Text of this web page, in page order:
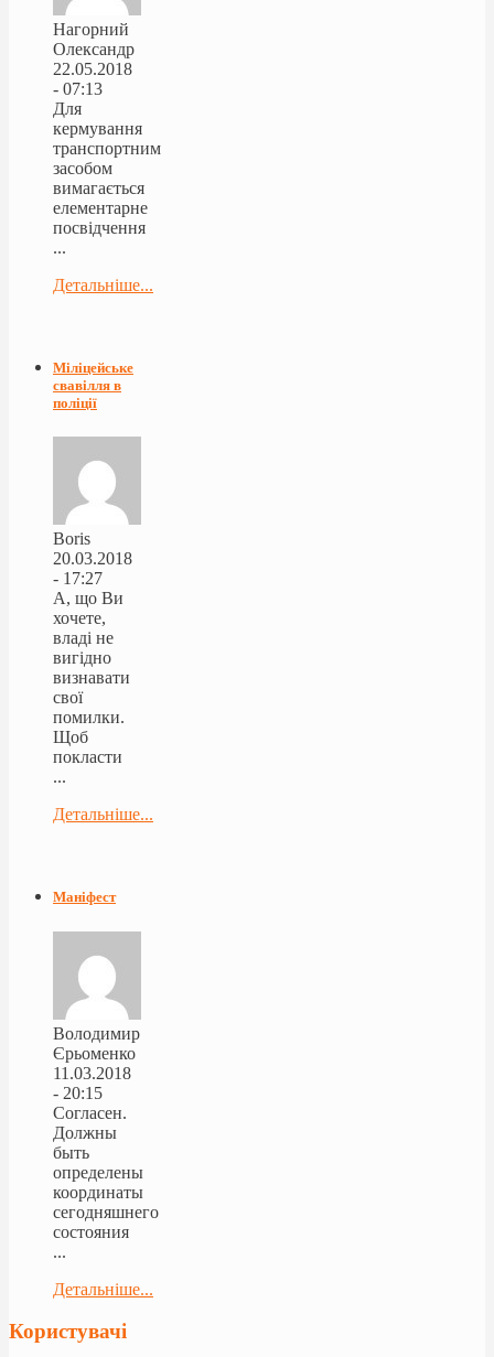
Нагорний
Олександр
22.05.2018
- 07:13
Для
кермування
транспортним
засобом
вимагається
елементарне
посвідчення
...
Детальніше...
Міліцейське
свавілля в
поліції
Boris
20.03.2018
- 17:27
А, що Ви
хочете,
владі не
вигідно
визнавати
свої
помилки.
Щоб
покласти
...
Детальніше...
Маніфест
Володимир
Єрьоменко
11.03.2018
- 20:15
Согласен.
Должны
быть
определены
координаты
сегодняшнего
состояния
...
Детальніше...
Користувачі